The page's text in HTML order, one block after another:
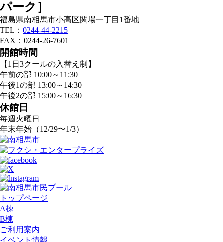
パーク］
福島県南相馬市小高区関場一丁目1番地
TEL： 0244-44-2215
FAX：0244-26-7601
開館時間
【1日3クールの入替え制】
午前の部 10:00～11:30
午後1の部 13:00～14:30
午後2の部 15:00～16:30
休館日
毎週火曜日
年末年始（12/29〜1/3）
トップページ
A棟
B棟
ご利用案内
イベント情報